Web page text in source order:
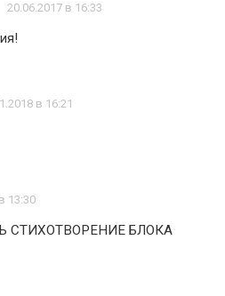
20.06.2017 в 16:33
в 16:21
13:30
СТИХОТВОРЕНИЕ БЛОКА